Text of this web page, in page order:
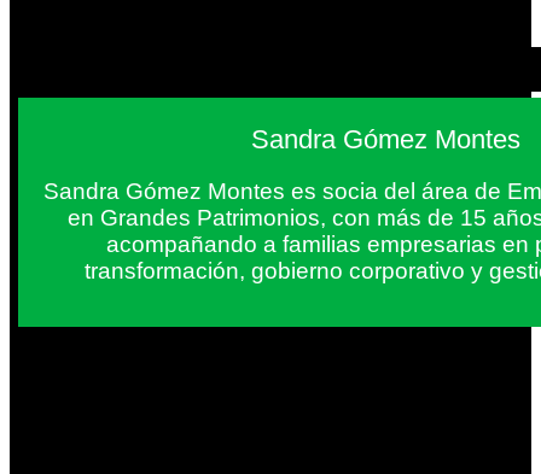
Sandra Gómez Montes
Sandra Gómez Montes es socia del área de
en Grandes Patrimonios, con más de 15
acompañando a familias empresarias en
transformación, gobierno corporativo y